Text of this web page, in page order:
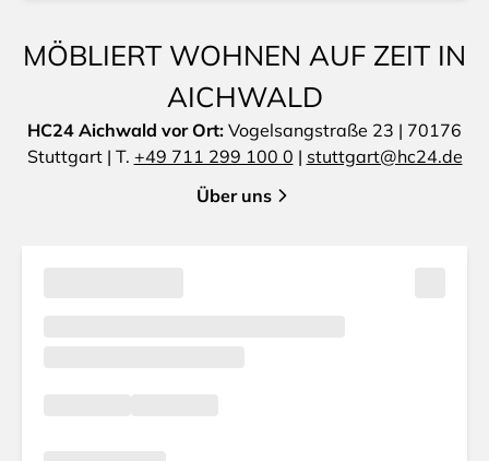
MÖBLIERT WOHNEN AUF ZEIT IN
AICHWALD
HC24 Aichwald vor Ort: Vogelsangstraße 23 | 70176
Stuttgart | T. +49 711 299 100 0 | stuttgart@hc24.de
Über uns